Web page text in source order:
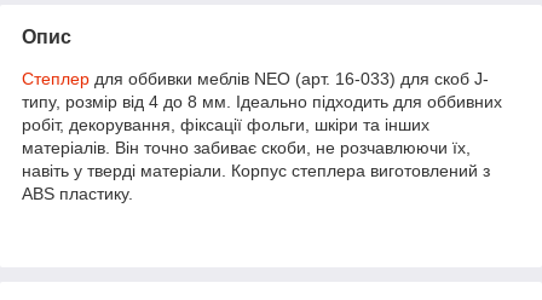
Опис
Степлер для оббивки меблів NEO (арт. 16-033) для скоб J-
типу, розмір від 4 до 8 мм. Ідеально підходить для оббивних
робіт, декорування, фіксації фольги, шкіри та інших
матеріалів. Він точно забиває скоби, не розчавлюючи їх,
навіть у тверді матеріали. Корпус степлера виготовлений з
ABS пластику.